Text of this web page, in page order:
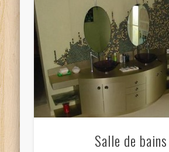
Salle de bains